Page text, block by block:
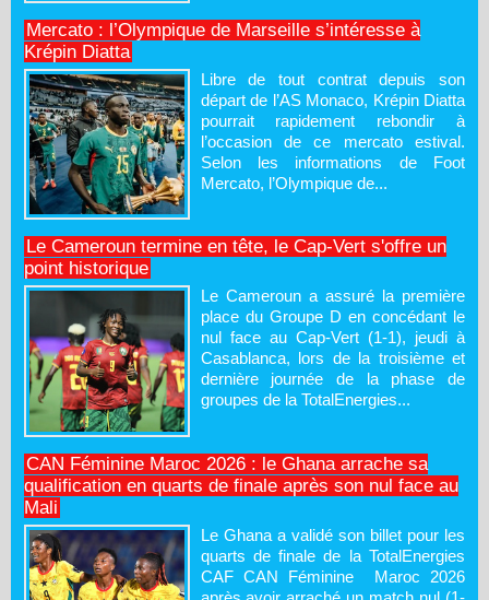
Mercato : l’Olympique de Marseille s’intéresse à
Krépin Diatta
Libre de tout contrat depuis son
départ de l’AS Monaco, Krépin Diatta
pourrait rapidement rebondir à
l’occasion de ce mercato estival.
Selon les informations de Foot
Mercato, l’Olympique de...
Le Cameroun termine en tête, le Cap-Vert s'offre un
point historique
Le Cameroun a assuré la première
place du Groupe D en concédant le
nul face au Cap-Vert (1-1), jeudi à
Casablanca, lors de la troisième et
dernière journée de la phase de
groupes de la TotalEnergies...
CAN Féminine Maroc 2026 : le Ghana arrache sa
qualification en quarts de finale après son nul face au
Mali
Le Ghana a validé son billet pour les
quarts de finale de la TotalEnergies
CAF CAN Féminine Maroc 2026